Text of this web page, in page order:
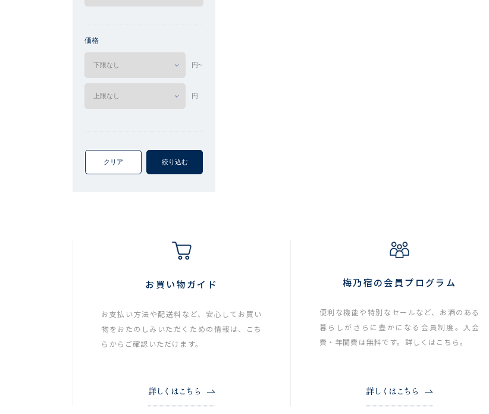
価格
円~
円
クリア 絞り込む
お買い物ガイド
お支払い方法や配送料など、安心してお買い
物をおたのしみいただくための情報は、こち
らからご確認いただけます。
詳しくはこちら
梅乃宿の会員プログラム
便利な機能や特別なセールなど、お酒のある
暮らしがさらに豊かになる会員制度。入会
費・年間費は無料です。詳しくはこちら。
詳しくはこちら